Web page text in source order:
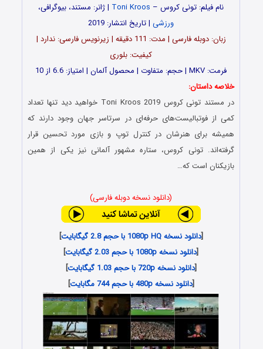
نام فیلم: تونی کروس – Toni Kroos | ژانر: مستند، بیوگرافی،
ورزشی | تاریخ انتشار: 2019
زبان: دوبله فارسی | مدت‌: 111 دقیقه | زیرنویس فارسی: ندارد |
کیفیت: بلوری
فرمت: MKV | حجم: متفاوت | محصول آلمان | امتیاز: 6.6 از 10
خلاصه داستان:
در مستند تونی کروس Toni Kroos 2019 خواهید دید تنها تعداد
کمی از فوتبالیست‌های حرفه‌ای در سرتاسر جهان وجود دارند که
همیشه برای هنرشان در کنترل توپ و بازی مورد تحسین قرار
گرفته‌اند. تونی کروس، ستاره مشهور آلمانی نیز یکی از همین
بازیکنان است که…
(دانلود نسخه دوبله فارسی)
[دانلود نسخه 1080p HQ با حجم 2.8 گیگابایت
]
[دانلود نسخه 1080p با حجم 2.03 گیگابایت
]
[دانلود نسخه 720p با حجم 1.03 گیگابایت
]
[دانلود نسخه 480p با حجم 744 مگابایت ]